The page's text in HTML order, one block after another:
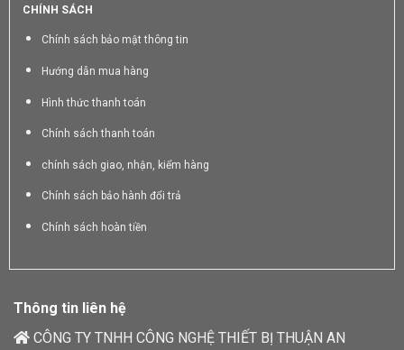
CHÍNH SÁCH
Chính sách bảo mật thông tin
Hướng dẫn mua hàng
Hình thức thanh toán
Chính sách thanh toán
chính sách giao, nhận, kiểm hàng
Chính sách bảo hành đổi trả
Chính sách hoàn tiền
Thông tin liên hệ
CÔNG TY TNHH CÔNG NGHỆ THIẾT BỊ THUẬN AN